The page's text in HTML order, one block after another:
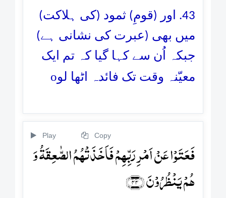
43. اور (قومِ) ثمود (کی ہلاکت)
میں بھی (عبرت کی نشانی ہے)
جبکہ اُن سے کہا گیا کہ تم ایک
معیّنہ وقت تک فائدہ اٹھا لوo
Play Copy
فَعَتَوۡا عَنۡ اَمۡرِ رَبِّہِمۡ فَاَخَذَتۡہُمُ الصّٰعِقَۃُ وَ
ہُمۡ یَنۡظُرُوۡنَ ﴿۴۴﴾